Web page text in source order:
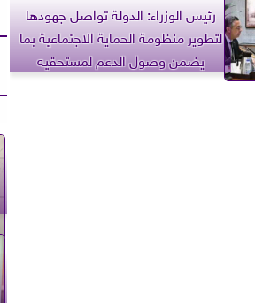
رئيس الوزراء: الدولة تواصل جهودها
لتطوير منظومة الحماية الاجتماعية بما
يضمن وصول الدعم لمستحقيه